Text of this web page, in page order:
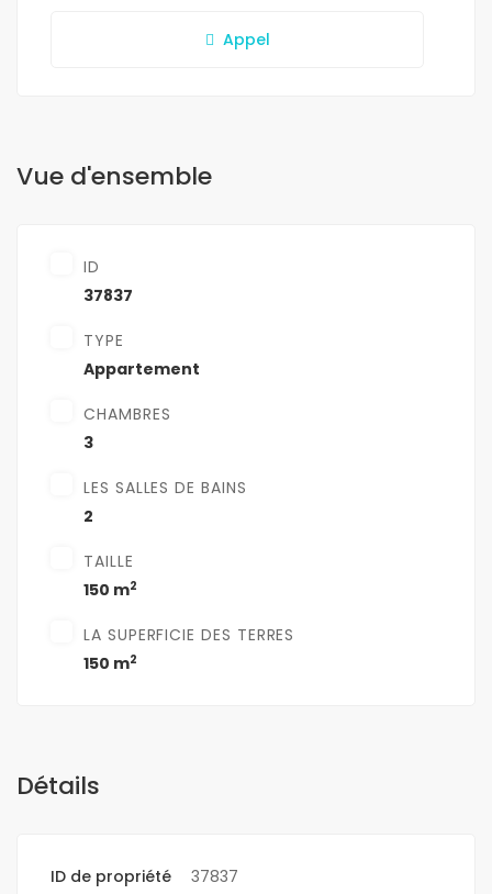
Appel
Vue d'ensemble
ID
37837
TYPE
Appartement
CHAMBRES
3
LES SALLES DE BAINS
2
TAILLE
150 m2
LA SUPERFICIE DES TERRES
150 m2
Détails
ID de propriété
37837